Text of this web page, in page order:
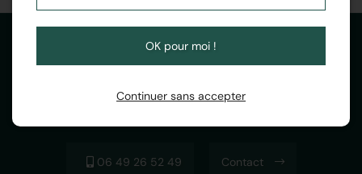
06 49 26 52 49 Contact
OK pour moi !
Continuer sans accepter